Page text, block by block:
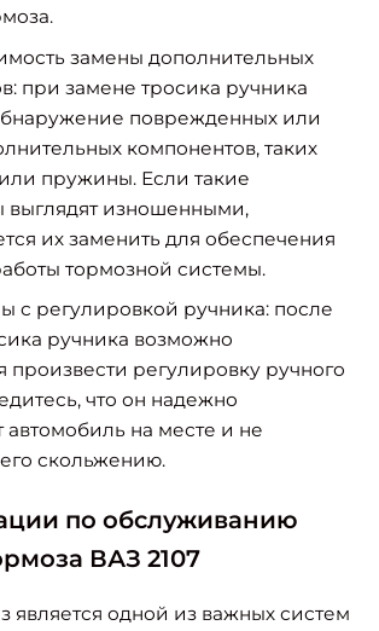
замены дополнительных
при замене тросика ручника
поврежденных или
компонентов, таких
пружины. Если такие
выглядят изношенными,
их заменить для обеспечения
тормозной системы.
с регулировкой ручника: после
ручника возможно
произвести регулировку ручного
что он надежно
на месте и не
скольжению.
по обслуживанию
ВАЗ 2107
является одной из важных систем